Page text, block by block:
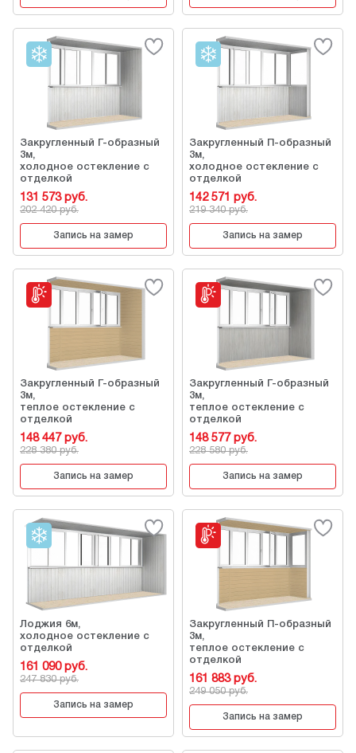
Закругленный Г-образный
3м,
холодное остекление с
отделкой
131 573 руб.
202 420 руб.
Запись на замер
Закругленный П-образный
3м,
холодное остекление с
отделкой
142 571 руб.
219 340 руб.
Запись на замер
Закругленный Г-образный
3м,
теплое остекление с
отделкой
148 447 руб.
228 380 руб.
Запись на замер
Закругленный Г-образный
3м,
теплое остекление с
отделкой
148 577 руб.
228 580 руб.
Запись на замер
Лоджия 6м,
холодное остекление с
отделкой
161 090 руб.
247 830 руб.
Запись на замер
Закругленный П-образный
3м,
теплое остекление с
отделкой
161 883 руб.
249 050 руб.
Запись на замер